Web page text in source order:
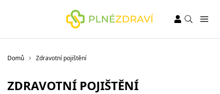
Domů Zdravotní pojištění
ZDRAVOTNÍ POJIŠTĚNÍ